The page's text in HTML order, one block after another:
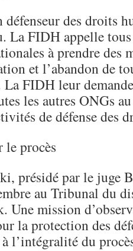
des droits
La FIDH appelle
à prendre des
et l’abandon de
FIDH leur
les autres ONGs
de défense des
procès
présidé par le juge
au Tribunal du
Une mission
la protection des
l’intégralité du